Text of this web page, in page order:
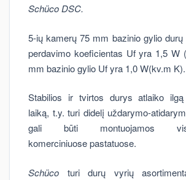
Schüco DSC.
5-ių kamerų 75 mm bazinio gylio durų
perdavimo koeficientas Uf yra 1,5
mm bazinio gylio Uf yra 1,0 W(kv.m K).
Stabilios ir tvirtos durys atlaiko ilgą
laiką, t.y. turi didelį uždarymo-
gali būti montuojamos
komerciniuose pastatuose.
Schüco turi durų vyrių